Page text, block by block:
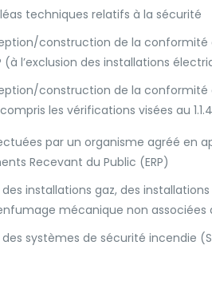
techniques relatifs à la sécurité
construction de la conformité
l’exclusion des installations
construction de la conformité
les vérifications visées au
par un organisme agréé en
Recevant du Public (ERP)
installations gaz, des
mécanique non associées
systèmes de sécurité incendie